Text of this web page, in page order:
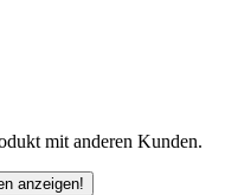
mit anderen Kunden.
anzeigen!